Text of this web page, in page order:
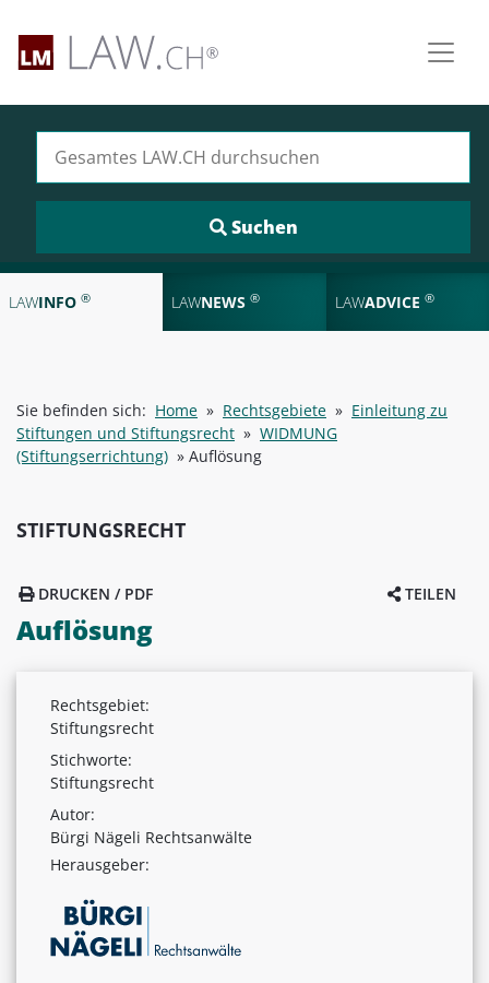
LAWINFO ® LAWNEWS ® LAWADVICE ®
Sie befinden sich: Home » Rechtsgebiete » Einleitung zu
Stiftungen und Stiftungsrecht » WIDMUNG
(Stiftungserrichtung) » Auflösung
STIFTUNGSRECHT
TEILEN
DRUCKEN / PDF
Auflösung
Rechtsgebiet:
Stiftungsrecht
Stichworte:
Stiftungsrecht
Autor:
Bürgi Nägeli Rechtsanwälte
Herausgeber: